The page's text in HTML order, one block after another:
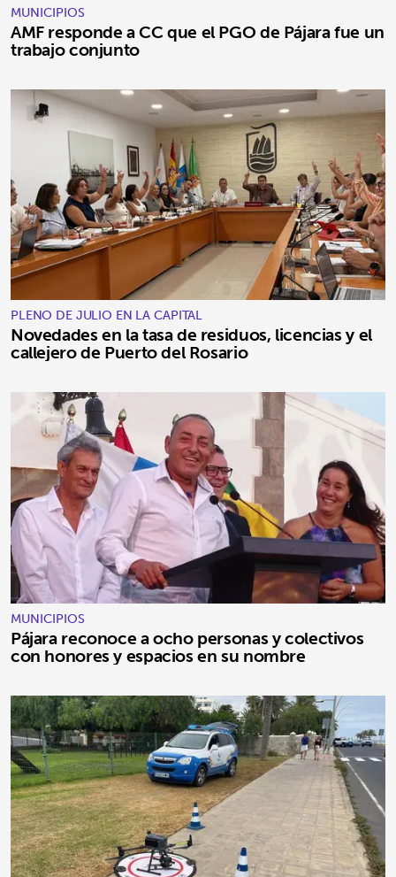
MUNICIPIOS
AMF responde a CC que el PGO de Pájara fue un
trabajo conjunto
PLENO DE JULIO EN LA CAPITAL
Novedades en la tasa de residuos, licencias y el
callejero de Puerto del Rosario
MUNICIPIOS
Pájara reconoce a ocho personas y colectivos
con honores y espacios en su nombre